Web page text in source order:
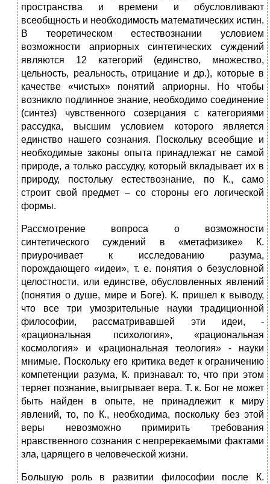
пространства и времени и обусловливают
всеобщность и необходимость математических истин.
В теоретическом естествознании условием
возможности априорных синтетических суждений
являются 12 категорий (единство, множество,
цельность, реальность, отрицание и др.), которые в
качестве «чистых» понятий априорны. Но чтобы
возникло подлинное знание, необходимо соединение
(синтез) чувственного созерцания с категориями
рассудка, высшим условием которого является
единство нашего сознания. Поскольку всеобщие и
необходимые законы опыта принадлежат не самой
природе, а только рассудку, который вкладывает их в
природу, постольку естествознание, по К., само
строит свой предмет – со стороны его логической
формы.
Рассмотрение вопроса о возможности
синтетического суждений в «метафизике» К.
приурочивает к исследованию разума,
порождающего «идеи», т. е. понятия о безусловной
целостности, или единстве, обусловленных явлений
(понятия о душе, мире и Боге). К. пришел к выводу,
что все три умозрительные науки традиционной
философии, рассматривавшей эти идеи, -
«рациональная психология», «рациональная
космология» и «рациональная теология» - науки
мнимые. Поскольку его критика ведет к ограничению
компетенции разума, К. признавал: то, что при этом
теряет познание, выигрывает вера. Т. к. Бог не может
быть найден в опыте, не принадлежит к миру
явлений, то, по К., необходима, поскольку без этой
веры невозможно примирить требования
нравственного сознания с непререкаемыми фактами
зла, царящего в человеческой жизни.
Большую роль в развитии философии после К.